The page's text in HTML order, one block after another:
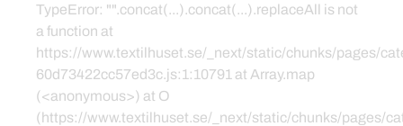
TypeError: "".concat(...).concat(...).replaceAll is not
a function at
https://www.textilhuset.se/_next/static/chunks/pages/
60d73422cc57ed3c.js:1:10791 at Array.map
(<anonymous>) at O
(https://www.textilhuset.se/_next/static/chunks/pages/